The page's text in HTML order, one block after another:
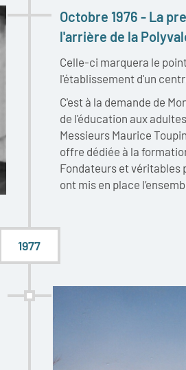
Octobre 1976 - La
l'arrière de la
Celle-ci marquera le
l'établissement d'un
C'est à la demande de
de l'éducation aux
Messieurs Maurice
offre dédiée à la
Fondateurs et véritables
ont mis en place
1977